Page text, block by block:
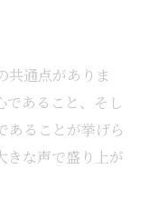
デア集
めのヒント
実的アドバイス
具体的な方法
けさを確保
ろう
共通点がありま
であること、そし
あることが挙げら
きな声で盛り上が